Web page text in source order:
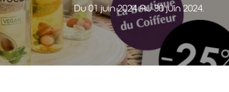
Du 01 juin 2024 Au 30 juin 2024.